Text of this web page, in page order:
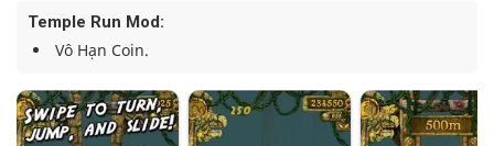
Temple Run Mod:
Vô Hạn Coin.